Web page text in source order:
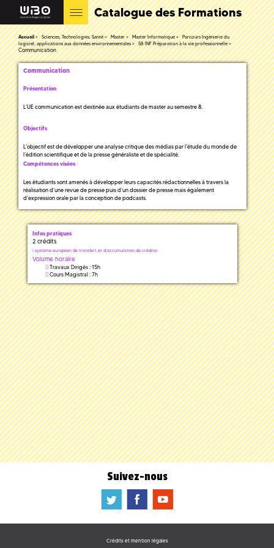
Catalogue des Formations
Accueil Sciences, Technologies, Santé Master Master Informatique
Parcours Ingénierie du
logiciel, applications aux données environnementales
S8 INF Préparation à la vie professionnelle
Communication
Communication
Présentation
L’UE communication est destinée aux étudiants de master au semestre 8.
Objectifs
L’objectif est de développer une analyse critique des médias par l’étude du monde de
l’édition scientifique et de la presse généraliste et de spécialité.
Compétences visées
Les étudiants sont amenés à développer leurs capacités rédactionnelles à travers la
réalisation d’une revue de presse puis d’un dossier de presse mais également
d’expression orale par la conception de podcasts.
Infos pratiques
2 crédits
( système européen de transfert et d'accumulation de crédits)
Volume horaire
Travaux Dirigés : 15h
Cours Magistral : 7h
Suivez-nous
a b f
Crédits et mention légales